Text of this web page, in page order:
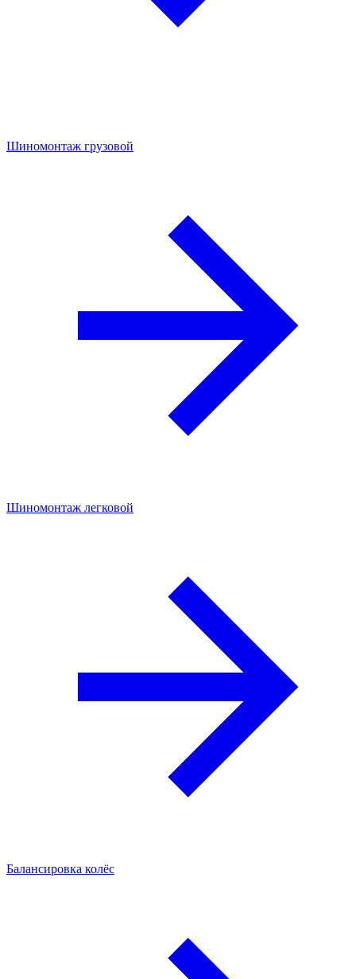
Шиномонтаж грузовой
Шиномонтаж легковой
Балансировка колёс